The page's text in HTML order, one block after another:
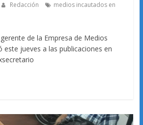
Redacción
medios incautados en
de la Empresa de Medios
este jueves a las publicaciones en